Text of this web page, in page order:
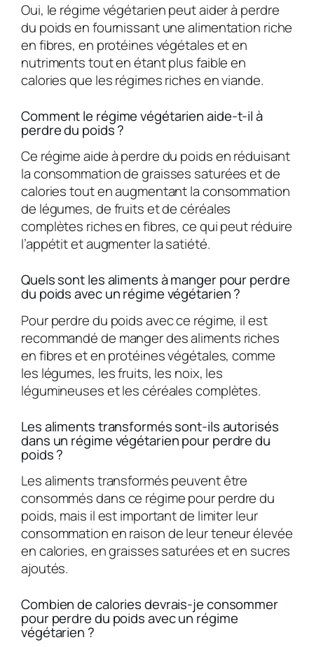
Oui, le régime végétarien peut aider à perdre
du poids en fournissant une alimentation riche
en fibres, en protéines végétales et en
nutriments tout en étant plus faible en
calories que les régimes riches en viande.
Comment le régime végétarien aide-t-il à
perdre du poids ?
Ce régime aide à perdre du poids en réduisant
la consommation de graisses saturées et de
calories tout en augmentant la consommation
de légumes, de fruits et de céréales
complètes riches en fibres, ce qui peut réduire
l’appétit et augmenter la satiété.
Quels sont les aliments à manger pour perdre
du poids avec un régime végétarien ?
Pour perdre du poids avec ce régime, il est
recommandé de manger des aliments riches
en fibres et en protéines végétales, comme
les légumes, les fruits, les noix, les
légumineuses et les céréales complètes.
Les aliments transformés sont-ils autorisés
dans un régime végétarien pour perdre du
poids ?
Les aliments transformés peuvent être
consommés dans ce régime pour perdre du
poids, mais il est important de limiter leur
consommation en raison de leur teneur élevée
en calories, en graisses saturées et en sucres
ajoutés.
Combien de calories devrais-je consommer
pour perdre du poids avec un régime
végétarien ?